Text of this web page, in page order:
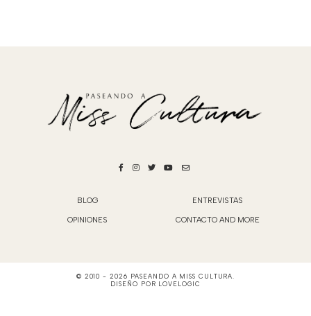
BLOG ENTREVISTAS
OPINIONES CONTACTO AND MORE
© 2010 - 2026 PASEANDO A MISS CULTURA
DISEÑO POR LOVELOGIC